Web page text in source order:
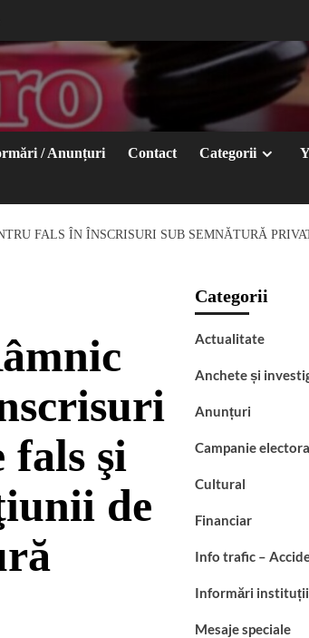
/ Anunțuri Contact Categorii
FALS ÎN ÎNSCRISURI SUB SEMNĂTURĂ
fals şi
de
Categorii
Actualitate
Anchete și
Anunțuri
Campanie
Cultural
Financiar
Info trafic –
Informări
Mesaje speciale